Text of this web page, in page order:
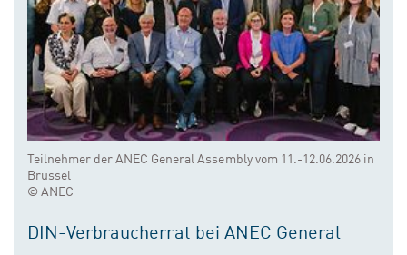
Teilnehmer der ANEC General Assembly vom 11.-12.06.2026 in
Brüssel
© ANEC
DIN-Verbraucherrat bei ANEC General